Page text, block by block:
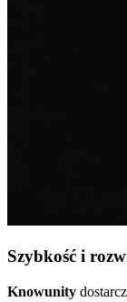
Szybkość i
Knowunity